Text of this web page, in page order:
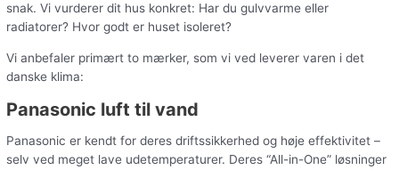
snak. Vi vurderer dit hus konkret: Har du gulvvarme eller
radiatorer? Hvor godt er huset isoleret?
Vi anbefaler primært to mærker, som vi ved leverer varen i det
danske klima:
Panasonic luft til vand
Panasonic er kendt for deres driftssikkerhed og høje effektivitet –
selv ved meget lave udetemperaturer. Deres “All-in-One” løsninger